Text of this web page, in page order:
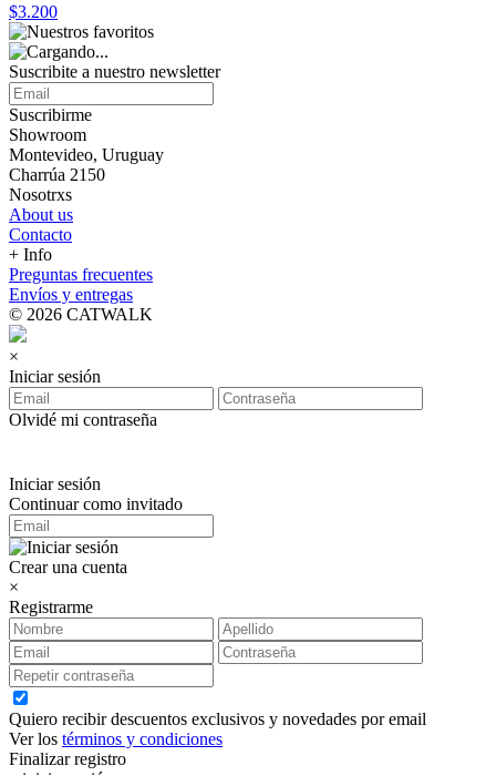
$3.200
Suscribite a nuestro newsletter
Suscribirme
Showroom
Montevideo, Uruguay
Charrúa 2150
Nosotrxs
About us
Contacto
+ Info
Preguntas frecuentes
Envíos y entregas
© 2026 CATWALK
×
Iniciar sesión
Olvidé mi contraseña
Iniciar sesión
Continuar como invitado
Crear una cuenta
×
Registrarme
Quiero recibir descuentos exclusivos y novedades por email
Ver los términos y condiciones
Finalizar registro